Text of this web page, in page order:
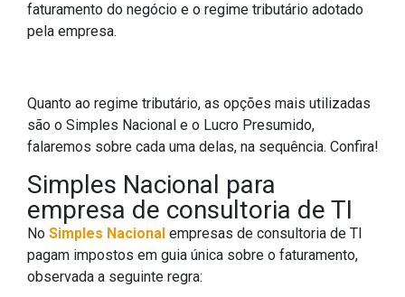
faturamento do negócio e o regime tributário adotado
pela empresa.
Quanto ao regime tributário, as opções mais utilizadas
são o Simples Nacional e o Lucro Presumido,
falaremos sobre cada uma delas, na sequência. Confira!
Simples Nacional para
empresa de consultoria de TI
No Simples Nacional empresas de consultoria de TI
pagam impostos em guia única sobre o faturamento,
observada a seguinte regra: